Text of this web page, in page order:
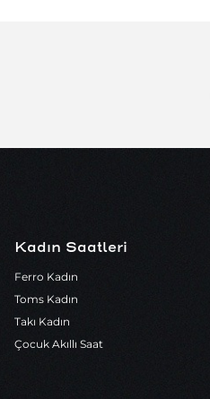
Kadın Saatleri
Ferro Kadın
Toms Kadın
Takı Kadın
Çocuk Akıllı Saat